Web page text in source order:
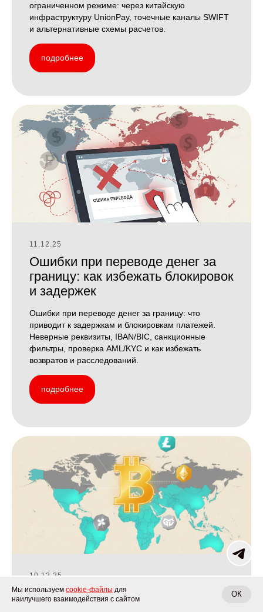
Мы используем cookie-файлы для
наилучшего взаимодействия с сайтом
ОК
ограниченном режиме: через китайскую
инфраструктуру UnionPay, точечные каналы SWIFT
и альтернативные схемы расчетов.
подробнее
11.12.25
Ошибки при переводе денег за
границу: как избежать блокировок
и задержек
Ошибки при переводе денег за границу: что
приводит к задержкам и блокировкам платежей.
Неверные реквизиты, IBAN/BIC, санкционные
фильтры, проверка AML/KYC и как избежать
возвратов и расследований.
подробнее
10.12.25
В каких странах можно платить
криптовалютой: актуальный